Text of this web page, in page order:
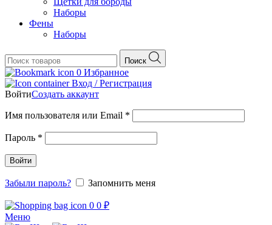
Наборы
Фены
Наборы
Поиск
0 Избранное
Вход / Регистрация
ВойтиСоздать аккаунт
Имя пользователя или Email *
Пароль *
Войти
Забыли пароль? Запомнить меня
0 0 ₽
Меню